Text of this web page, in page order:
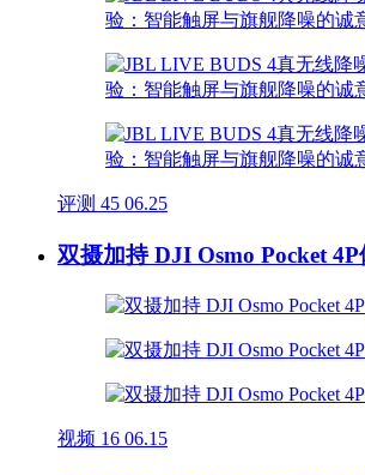
评测 45 06.25
双摄加持 DJI Osmo Pocket 4P
视频 16 06.15